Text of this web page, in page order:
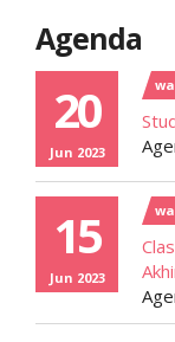
Agenda
20
Jun 2023
15
Jun 2023